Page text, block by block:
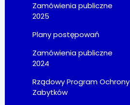
Zamówienia publiczne
2025
Plany postępowań
Zamówienia publiczne
2024
Rządowy Program Ochrony
Zabytków